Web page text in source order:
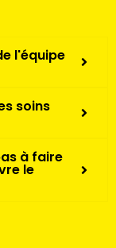
l'équipe
soins
à faire
le